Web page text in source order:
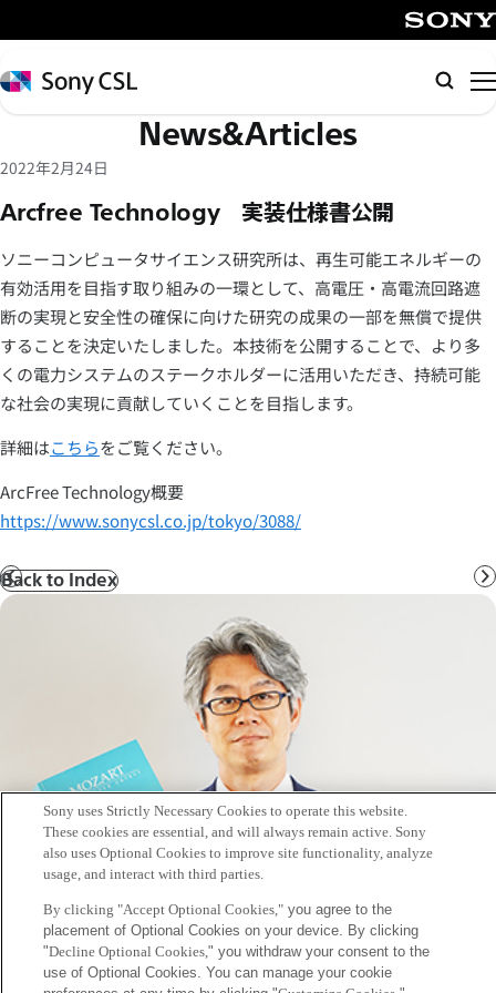
イ
ン
コ
テ
ツ
ス
キ
ッ
プ
Sony
CSL
検
索
News&Articles
2022年2月24日
Arcfree Technology 実装仕様書公開
ソニーコンピュータサイエンス研究所は、再生可能エネルギーの
有効活用を目指す取り組みの一環として、高電圧・高電流回路遮
断の実現と安全性の確保に向けた研究の成果の一部を無償で提供
することを決定いたしました。本技術を公開することで、より多
くの電力システムのステークホルダーに活用いただき、持続可能
な社会の実現に貢献していくことを目指します。
詳細はこちらをご覧ください。
ArcFree Technology概要
https://www.sonycsl.co.jp/tokyo/3088/
前
へ
Back to Index
Sony uses Strictly Necessary Cookies to operate this website.
These cookies are essential, and will always remain active. Sony
also uses Optional Cookies to improve site functionality, analyze
usage, and interact with third parties.
By clicking "Accept Optional Cookies,"you agree to the
placement of Optional Cookies on your device. By clicking
"Decline Optional Cookies," you withdraw your consent to the
use of Optional Cookies. You can manage your cookie